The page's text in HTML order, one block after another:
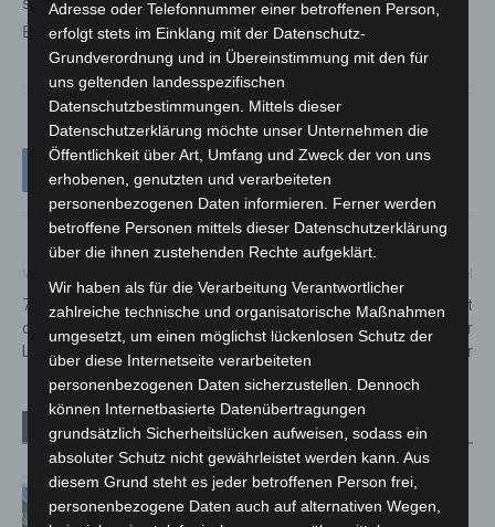
Entscheidungen für die Zukunft zu treffen.
73 Millionen Euro für Neubau
der Gutzmannschule in
Langenhagen
THW zeigt
Bevölkerungsschutz auf der
IdeenExpo 2026 in Hannover
Verwandte Artikel Mehr vom Autor
Mann läuft mit Hockeyschläger über
A7 – Polizei sucht Zeugen
Adresse oder Telefonnummer einer betroffenen Person,
erfolgt stets im Einklang mit der Datenschutz-
Grundverordnung und in Übereinstimmung mit den für
uns geltenden landesspezifischen
Datenschutzbestimmungen. Mittels dieser
Datenschutzerklärung möchte unser Unternehmen die
Öffentlichkeit über Art, Umfang und Zweck der von uns
erhobenen, genutzten und verarbeiteten
personenbezogenen Daten informieren. Ferner werden
betroffene Personen mittels dieser Datenschutzerklärung
über die ihnen zustehenden Rechte aufgeklärt.
Wir haben als für die Verarbeitung Verantwortlicher
zahlreiche technische und organisatorische Maßnahmen
umgesetzt, um einen möglichst lückenlosen Schutz der
über diese Internetseite verarbeiteten
personenbezogenen Daten sicherzustellen. Dennoch
können Internetbasierte Datenübertragungen
grundsätzlich Sicherheitslücken aufweisen, sodass ein
absoluter Schutz nicht gewährleistet werden kann. Aus
diesem Grund steht es jeder betroffenen Person frei,
personenbezogene Daten auch auf alternativen Wegen,